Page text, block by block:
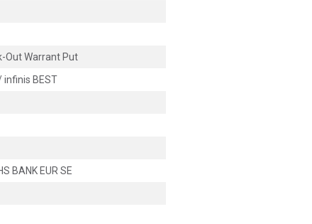
Out Warrant Put
infinis BEST
BANK EUR SE